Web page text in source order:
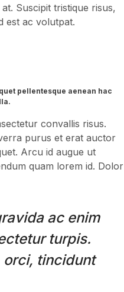
Suscipit tristique risus,
est ac volutpat.
pellentesque aenean hac
convallis risus.
purus et erat auctor
Arcu id augue ut
quam lorem id. Dolor
ac enim
turpis.
orci, tincidunt